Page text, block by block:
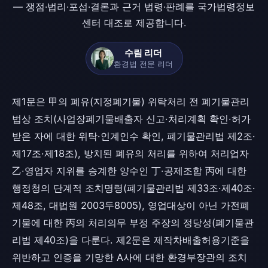
— 쟁점·법리·포섭·결론과 근거 법령·판례를 국가법령정보
센터 대조로 제공합니다.
수림 리더
환경법 전문 리더
제1문은 甲의 폐유(지정폐기물) 위탁처리 전 폐기물관리
법상 조치(사업장폐기물배출자 신고·처리계획 확인·허가
받은 자에 대한 위탁·인계인수 확인, 폐기물관리법 제2조·
제17조·제18조), 방치된 폐유의 처리를 위하여 처리업자
乙·영업자 지위를 승계한 양수인 丁·공제조합 丙에 대한
행정청의 단계적 조치명령(폐기물관리법 제33조·제40조·
제48조, 대법원 2003두8005), 영업대상이 아닌 가전폐
기물에 대한 丙의 처리의무 부정 주장의 정당성(폐기물관
리법 제40조)을 다룬다. 제2문은 제작차배출허용기준을
위반하고 인증을 기망한 A사에 대한 환경부장관의 조치